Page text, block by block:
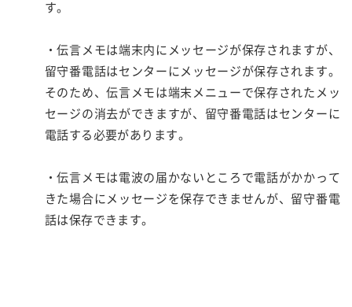
す。
・伝言メモは端末内にメッセージが保存されますが、
留守番電話はセンターにメッセージが保存されます。
そのため、伝言メモは端末メニューで保存されたメッ
セージの消去ができますが、留守番電話はセンターに
電話する必要があります。
・伝言メモは電波の届かないところで電話がかかって
きた場合にメッセージを保存できませんが、留守番電
話は保存できます。